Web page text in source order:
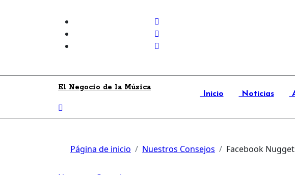
El Negocio de la Música
Inicio Noticias
Página de inicio Nuestros Consejos Facebook